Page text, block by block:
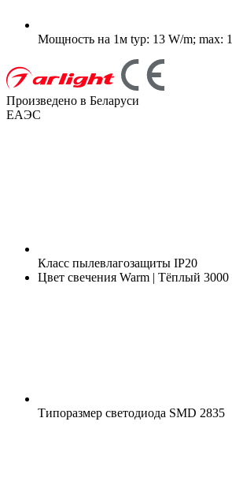
Мощность на 1м typ: 13 W/m; max:
Произведено в Беларуси
ЕАЭС
Класс пылевлагозащиты IP20
Цвет свечения Warm | Тёплый 3000
Типоразмер светодиода SMD 2835